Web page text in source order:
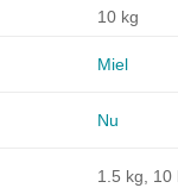
10 kg
Miel
Nu
1.5 kg, 10